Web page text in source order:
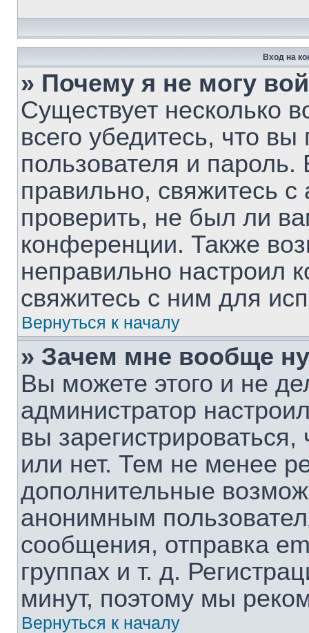
Вход на
» Почему я не могу
Существует несколько
всего убедитесь, что
пользователя и
правильно, свяжитесь
проверить, не был ли
конференции. Также
неправильно настроил
свяжитесь с ним для
Вернуться к началу
» Зачем мне вообще
Вы можете этого и не
администратор
вы
или нет. Тем не менее
дополнительные
анонимным
сообщения, отправка
группах и т. д.
минут, поэтому мы
Вернуться к началу